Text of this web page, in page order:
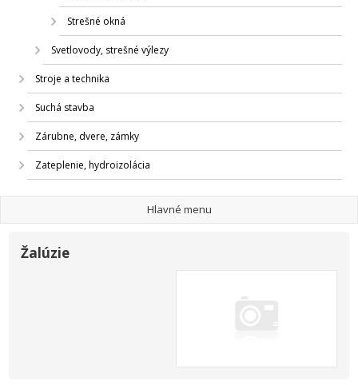
Strešné okná
Svetlovody, strešné výlezy
Stroje a technika
Suchá stavba
Zárubne, dvere, zámky
Zateplenie, hydroizolácia
Hlavné menu
Žalúzie